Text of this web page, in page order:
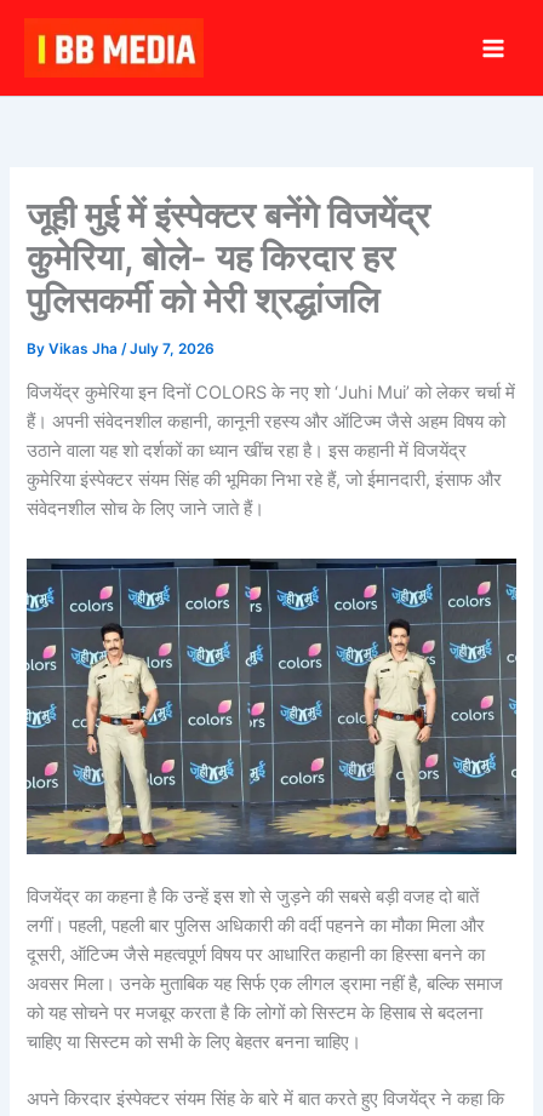
Skip
content
जूही मुई में इंस्पेक्टर बनेंगे विजयेंद्र
कुमेरिया, बोले- यह किरदार हर
पुलिसकर्मी को मेरी श्रद्धांजलि
ByVikas Jha/July 7, 2026
विजयेंद्र कुमेरिया इन दिनों COLORS के नए शो ‘Juhi Mui’ को लेकर चर्चा में
हैं। अपनी संवेदनशील कहानी, कानूनी रहस्य और ऑटिज्म जैसे अहम विषय को
उठाने वाला यह शो दर्शकों का ध्यान खींच रहा है। इस कहानी में विजयेंद्र
कुमेरिया इंस्पेक्टर संयम सिंह की भूमिका निभा रहे हैं, जो ईमानदारी, इंसाफ और
संवेदनशील सोच के लिए जाने जाते हैं।
विजयेंद्र का कहना है कि उन्हें इस शो से जुड़ने की सबसे बड़ी वजह दो बातें
लगीं। पहली, पहली बार पुलिस अधिकारी की वर्दी पहनने का मौका मिला और
दूसरी, ऑटिज्म जैसे महत्वपूर्ण विषय पर आधारित कहानी का हिस्सा बनने का
अवसर मिला। उनके मुताबिक यह सिर्फ एक लीगल ड्रामा नहीं है, बल्कि समाज
को यह सोचने पर मजबूर करता है कि लोगों को सिस्टम के हिसाब से बदलना
चाहिए या सिस्टम को सभी के लिए बेहतर बनना चाहिए।
अपने किरदार इंस्पेक्टर संयम सिंह के बारे में बात करते हुए विजयेंद्र ने कहा कि